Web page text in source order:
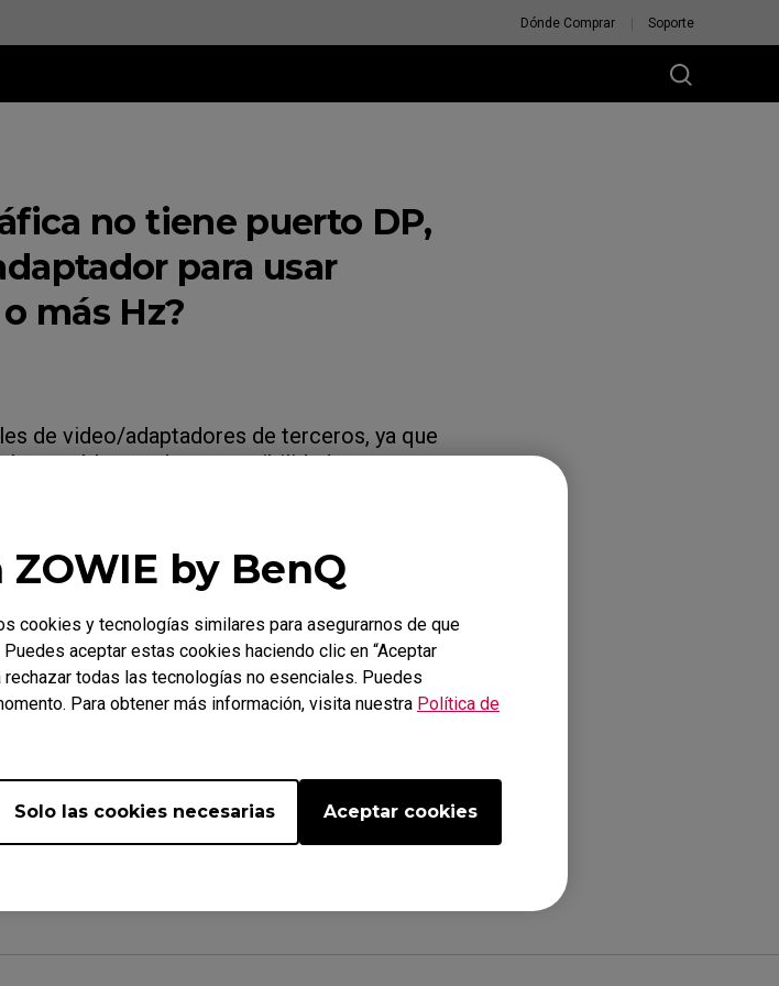
by BenQ
cookies y tecnologías similares para asegurarnos de que
aceptar estas cookies haciendo clic en “Aceptar
todas las tecnologías no esenciales. Puedes
Para obtener más información, visita nuestra Política de
Solo las cookies necesarias Aceptar cookies
Dónde Comprar Soporte
no tiene puerto DP,
para usar
más Hz?
de video/adaptadores de terceros, ya que
problemas de compatibilidad,
(24.1"), XL2566X+ (24.1"), XL2586X+ (24.1")